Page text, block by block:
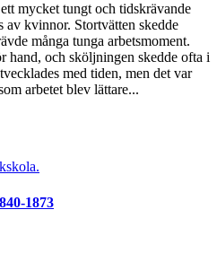
mycket tungt och tidskrävande
av kvinnor. Stortvätten skedde
många tunga arbetsmoment.
hand, och sköljningen skedde ofta i
med tiden, men det var
arbetet blev lättare...
1873